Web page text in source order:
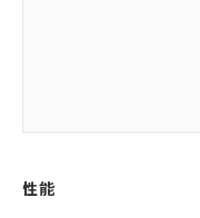
性能
※1 対応状況